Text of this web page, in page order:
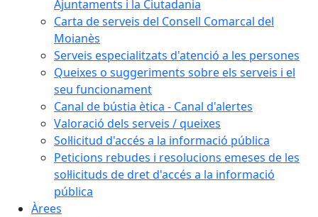
Ajuntaments i la Ciutadania
Carta de serveis del Consell Comarcal del
Moianès
Serveis especialitzats d'atenció a les persones
Queixes o suggeriments sobre els serveis i el
seu funcionament
Canal de bústia ètica - Canal d'alertes
Valoració dels serveis / queixes
Sol·licitud d'accés a la informació pública
Peticions rebudes i resolucions emeses de les
sol·licituds de dret d'accés a la informació
pública
Àrees